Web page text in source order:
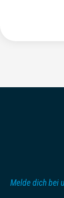
Melde dich bei